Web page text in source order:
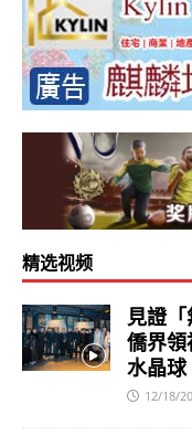
精选视频
見證
僑界
水晶球
12/18/